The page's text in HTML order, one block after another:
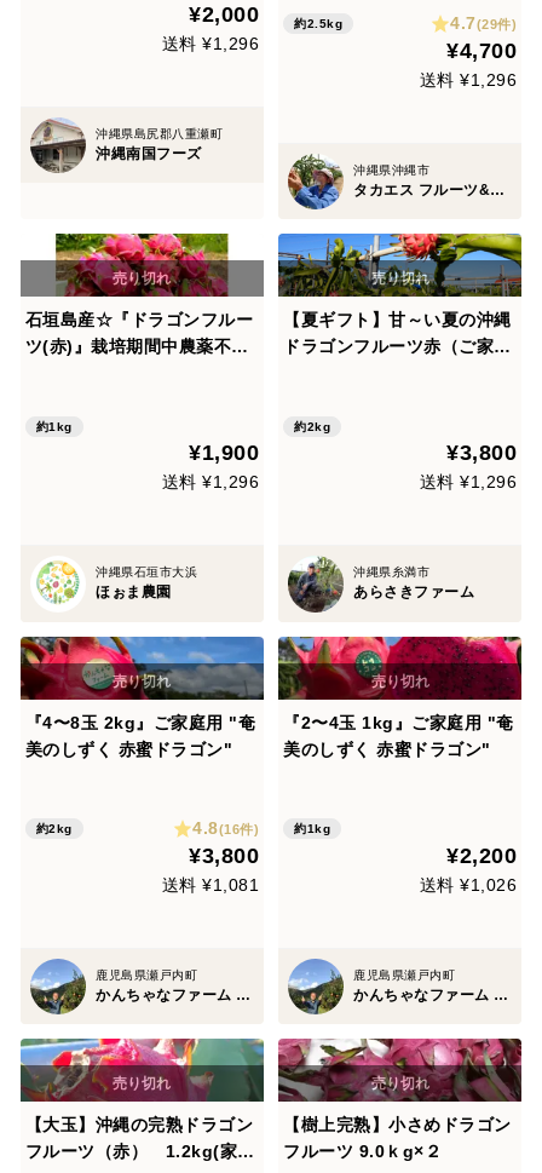
¥2,000
送料 ¥1,296
沖縄県島尻郡八重瀬町
沖縄南国フーズ
約2.5kg 4.7(29件)
¥4,700
送料 ¥1,296
沖縄県沖縄市
タカエス フルーツ&ベジタブル
石垣島産☆『ドラゴンフルー
ツ(赤)』栽培期間中農薬不使
約1kg
¥1,900
送料 ¥1,296
沖縄県石垣市大浜
ほぉま農園
【夏ギフト】甘～い夏の沖縄
ドラゴンフルーツ赤（ご家庭
約2kg
¥3,800
送料 ¥1,296
沖縄県糸満市
あらさきファーム
『4〜8玉 2kg』ご家庭用 "奄
美のしずく 赤蜜ドラゴン"
約2kg 4.8(16件)
¥3,800
送料 ¥1,081
鹿児島県瀬戸内町
かんちゃなファーム -奄美熱帯果樹園-
『2〜4玉 1kg』ご家庭用 "奄
美のしずく 赤蜜ドラゴン"
約1kg
¥2,200
送料 ¥1,026
鹿児島県瀬戸内町
かんちゃなファーム -奄美熱帯果樹園-
【大玉】沖縄の完熟ドラゴン
フルーツ（赤） 1.2kg(家庭
【樹上完熟】小さめドラゴン
フルーツ 9.0ｋg×２